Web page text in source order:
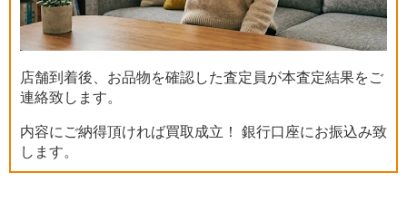
店舗到着後、お品物を確認した査定員が本査定結果をご
連絡致します。
内容にご納得頂ければ買取成立！ 銀行口座にお振込み致
します。